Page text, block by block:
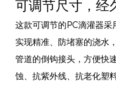
可调节尺寸，经
这款可调节的P​​C滴灌器
实现精准、防堵塞的浇
管道的倒钩接头，方便快
蚀、抗紫外线、抗老化塑